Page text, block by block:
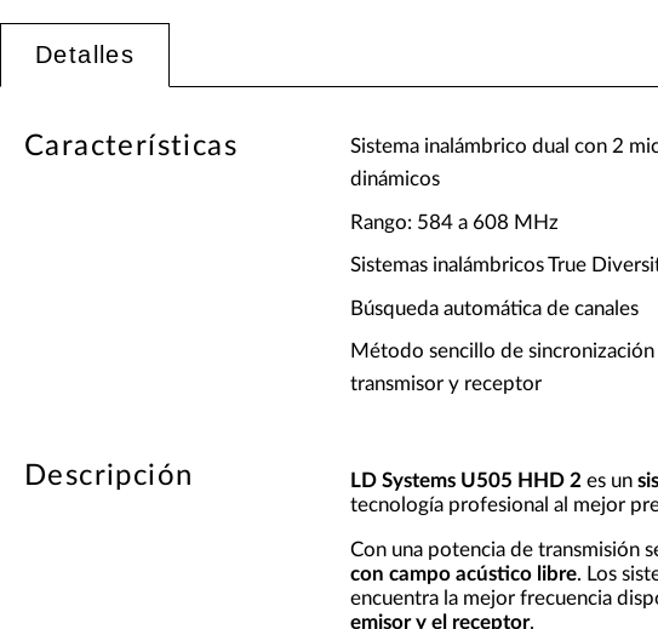
Detalles
Características
Sistema inalámbrico dual con 2
dinámicos
Rango: 584 a 608 MHz
Sistemas inalámbricos True
Búsqueda automática de canales
Método sencillo de
transmisor y receptor
Descripción LD Systems U505 HHD 2 es un
tecnología profesional al mejor
Con una potencia de transmisión
con campo acústico libre. Los
encuentra la mejor frecuencia
emisor y el receptor.